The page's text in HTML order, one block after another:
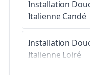
Installation
Italienne Candé
Installation
Italienne Loiré